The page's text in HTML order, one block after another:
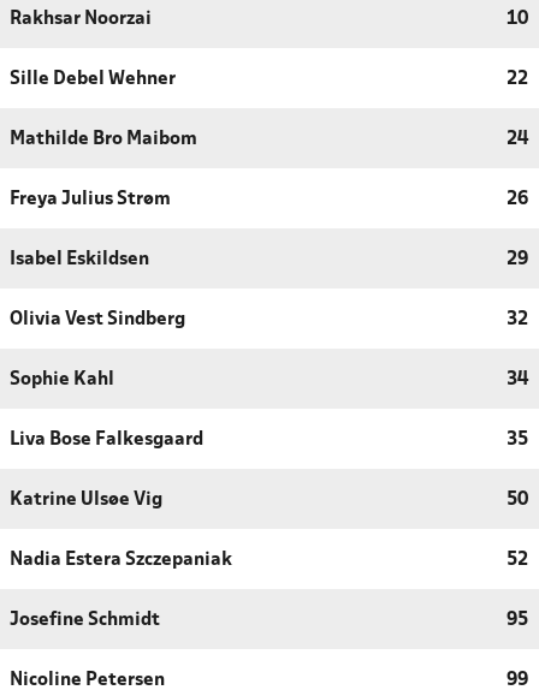
Rakhsar Noorzai 10
Sille Debel Wehner 22
Mathilde Bro Maibom 24
Freya Julius Strøm 26
Isabel Eskildsen 29
Olivia Vest Sindberg 32
Sophie Kahl 34
Liva Bose Falkesgaard 35
Katrine Ulsøe Vig 50
Nadia Estera Szczepaniak 52
Josefine Schmidt 95
Nicoline Petersen 99